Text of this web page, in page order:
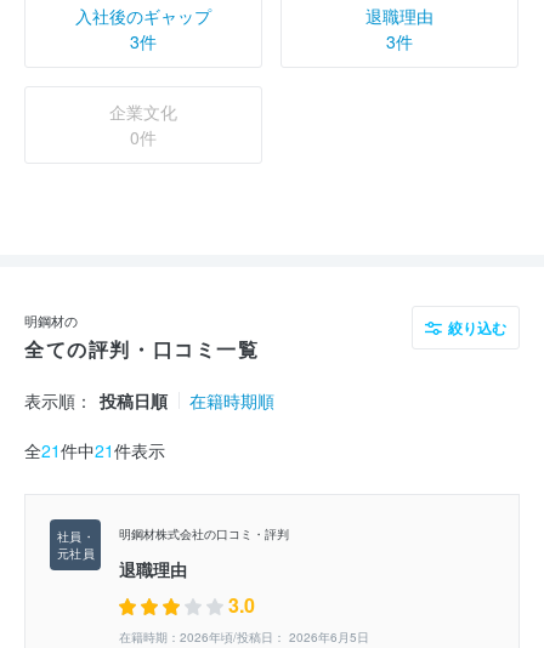
入社後のギャップ
3件
退職理由
3件
企業文化
0件
明鋼材の
全ての評判・口コミ一覧
絞り込む
表示順： 投稿日順 在籍時期順
全21件中21件表示
明鋼材株式会社の口コミ・評判
退職理由
3.0
在籍時期：2026年頃/投稿日： 2026年6月5日